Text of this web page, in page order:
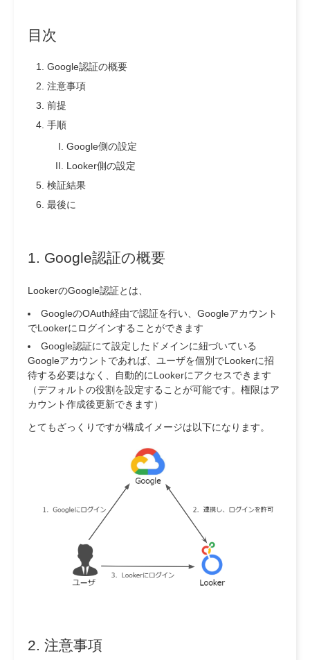
目次
Google認証の概要
注意事項
前提
手順
Google側の設定
Looker側の設定
検証結果
最後に
1. Google認証の概要
LookerのGoogle認証とは、
GoogleのOAuth経由で認証を行い、Googleアカウント
でLookerにログインすることができます
Google認証にて設定したドメインに紐づいている
Googleアカウントであれば、ユーザを個別でLookerに招
待する必要はなく、自動的にLookerにアクセスできます
（デフォルトの役割を設定することが可能です。権限はア
カウント作成後更新できます）
とてもざっくりですが構成イメージは以下になります。
2. 注意事項